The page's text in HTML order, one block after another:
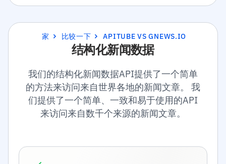
家 比较一下 APITUBE VS GNEWS.IO
结构化新闻数据
我们的结构化新闻数据API提供了一个简单
的方法来访问来自世界各地的新闻文章。 我
们提供了一个简单、一致和易于使用的API
来访问来自数千个来源的新闻文章。